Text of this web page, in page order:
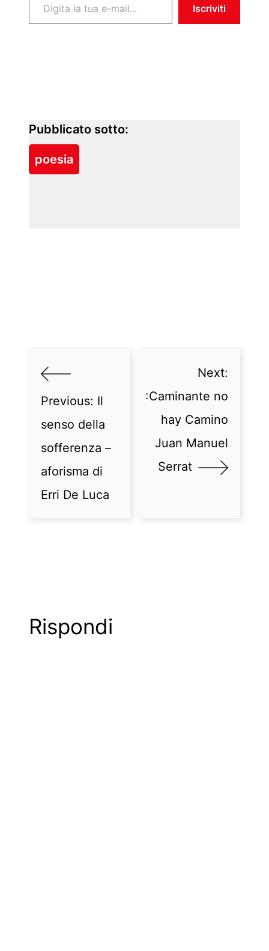
Iscriviti
Pubblicato sotto:
poesia
Previous: Il
senso della
sofferenza –
aforisma di
Erri De Luca
Next:
:Caminante no
hay Camino
Juan Manuel
Serrat
Rispondi